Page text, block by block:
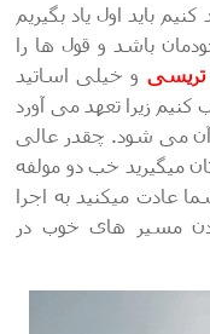
باید اول یاد بگیریم
باشد و قول ها را
تریسی و خیلی اساتید
کنیم زیرا تعهد می آورد
آن می شود. چقدر عالی
میگیرید خب دو مولفه
میکنید به اجرا
مسیر های خوب در